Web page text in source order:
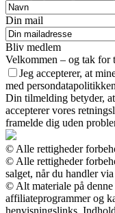
Din mail
Bliv medlem
Velkommen – og tak for
Jeg accepterer, at
med
Din tilmelding betyder,
accepterer vores
framelde dig uden
© Alle rettigheder
© Alle rettigheder
salget, når du handler
© Alt materiale på
affiliateprogrammer og
henvisningslinks.